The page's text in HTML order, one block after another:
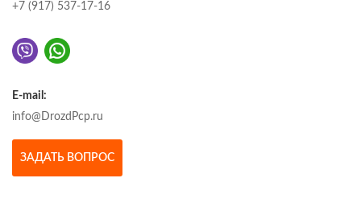
+7 (917) 537-17-16
E-mail:
info@DrozdPcp.ru
ЗАДАТЬ ВОПРОС